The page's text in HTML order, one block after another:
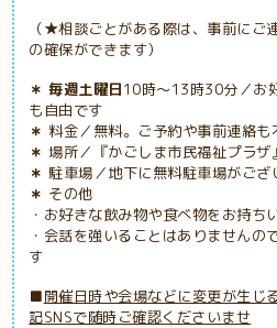
（★相談ごとがある際は、事前にご
の確保ができます）
＊ 毎週土曜日10時～13時30分／お
も自由です
＊ 料金／無料。ご予約や事前連絡も
＊ 場所／『かごしま市民福祉プラザ
＊ 駐車場／地下に無料駐車場がござ
＊ その他
・お好きな飲み物や食べ物をお持ち
・会話を強いることはありませんの
す
■開催日時や会場などに変更が生じ
記SNSで随時ご確認くださいませ